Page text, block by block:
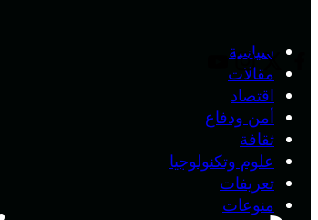
سياسة
مقالات
اقتصاد
أمن ودفاع
ثقافة
علوم وتكنولوجيا
تعريفات
منوعات